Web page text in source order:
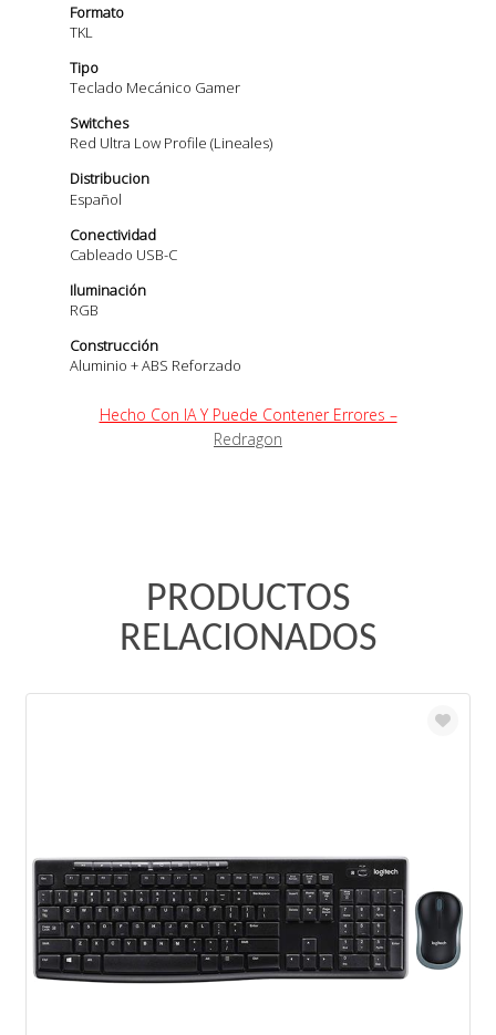
Formato
TKL
Tipo
Teclado Mecánico Gamer
Switches
Red Ultra Low Profile (lineales)
Distribucion
Español
Conectividad
Cableado USB-C
Iluminación
RGB
Construcción
Aluminio + ABS Reforzado
Hecho Con IA Y Puede Contener Errores –
Redragon
PRODUCTOS
RELACIONADOS